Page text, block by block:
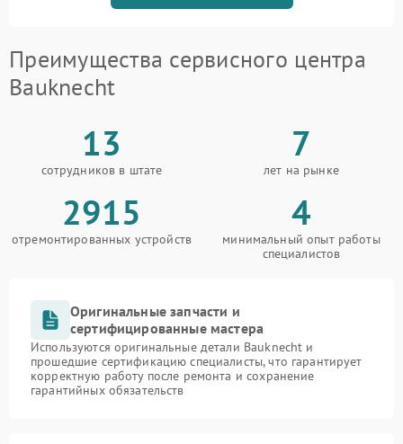
Преимущества сервисного центра
Bauknecht
13
сотрудников в штате
7
лет на рынке
2915
отремонтированных устройств
4
минимальный опыт работы
специалистов
Оригинальные запчасти и
сертифицированные мастера
Используются оригинальные детали Bauknecht и
прошедшие сертификацию специалисты, что гарантирует
корректную работу после ремонта и сохранение
гарантийных обязательств